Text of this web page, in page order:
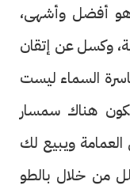
أفضل وأشهى،
وكسل عن إتقان
السماء ليست
هناك سمسار
ويبيع لك
من خلال بالطو